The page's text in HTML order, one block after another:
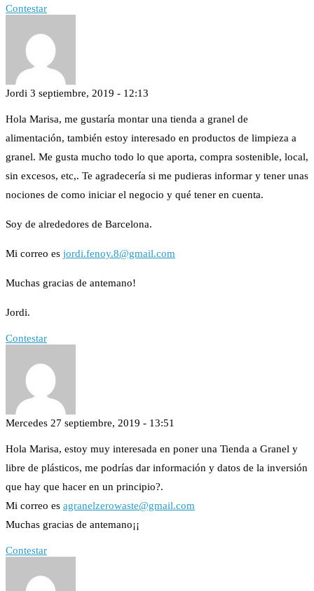
Contestar
Jordi 3 septiembre, 2019 - 12:13
Hola Marisa, me gustaría montar una tienda a granel de
alimentación, también estoy interesado en productos de limpieza a
granel. Me gusta mucho todo lo que aporta, compra sostenible, local,
sin excesos, etc,. Te agradecería si me pudieras informar y tener unas
nociones de como iniciar el negocio y qué tener en cuenta.
Soy de alrededores de Barcelona.
Mi correo es jordi.fenoy.8@gmail.com
Muchas gracias de antemano!
Jordi.
Contestar
Mercedes 27 septiembre, 2019 - 13:51
Hola Marisa, estoy muy interesada en poner una Tienda a Granel y
libre de plásticos, me podrías dar información y datos de la inversión
que hay que hacer en un principio?.
Mi correo es agranelzerowaste@gmail.com
Muchas gracias de antemano¡¡
Contestar